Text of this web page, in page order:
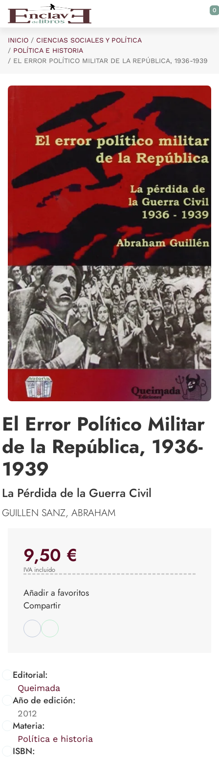
Saltar al contenido principal
0
INICIO
CIENCIAS SOCIALES Y POLÍTICA
POLÍTICA E HISTORIA
EL ERROR POLÍTICO MILITAR DE LA REPÚBLICA, 1936-1939
El Error Político Militar
de la República, 1936-
1939
La Pérdida de la Guerra Civil
GUILLEN SANZ, ABRAHAM
Editorial:
Queimada
Año de edición:
2012
Materia:
Política e historia
ISBN:
9,50 €
IVA incluido
Añadir a favoritos
Compartir